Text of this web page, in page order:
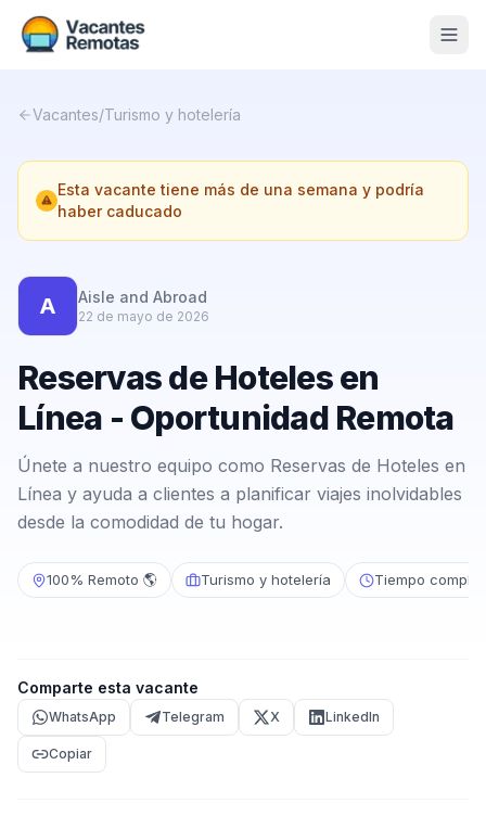
Nosotros
Contacto
Calculadora Freelance
Vacantes/Turismo y hotelería
Esta vacante tiene más de una semana y podría
haber caducado
A Aisle and Abroad
22 de mayo de 2026
Reservas de Hoteles en
Línea - Oportunidad Remota
Únete a nuestro equipo como Reservas de Hoteles en
Línea y ayuda a clientes a planificar viajes inolvidables
desde la comodidad de tu hogar.
100% Remoto 🌎 Turismo y hotelería Tiempo
Comparte esta vacante
WhatsApp Telegram X LinkedIn
Copiar